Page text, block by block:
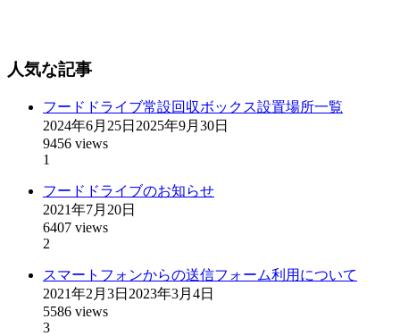
人気な記事
フードドライブ常設回収ボックス設置場所一覧
2024年6月25日 2025年9月30日
9456 views
1
フードドライブのお知らせ
2021年7月20日
6407 views
2
スマートフォンからの送信フォーム利用について
2021年2月3日 2023年3月4日
5586 views
3